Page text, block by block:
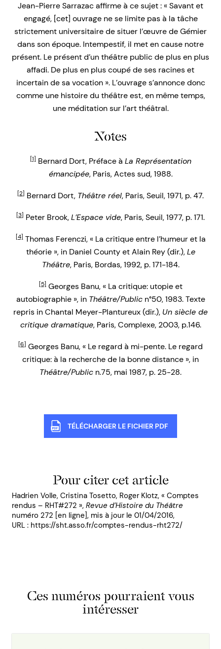
Jean-Pierre Sarrazac affirme à ce sujet : « Savant et
engagé, [cet] ouvrage ne se limite pas à la tâche
strictement universitaire de situer l’œuvre de Gémier
dans son époque. Intempestif, il met en cause notre
présent. Le présent d’un théâtre public de plus en plus
affadi. De plus en plus coupé de ses racines et
incertain de sa vocation ». L’ouvrage s’annonce donc
comme une histoire du théâtre est, en même temps,
une méditation sur l’art théâtral.
Notes
[1]Bernard Dort, Préface à La Représentation
émancipée, Paris, Actes sud, 1988.
[2] Bernard Dort, Théâtre réel, Paris, Seuil, 1971, p. 47.
[3] Peter Brook,L’Espace vide, Paris, Seuil, 1977, p. 171.
[4]Thomas Ferenczi, « La critique entre l’humeur et la
théorie », in Daniel County et Alain Rey (dir.),Le
Théâtre, Paris, Bordas, 1992, p. 171-184.
[5]Georges Banu, « La critique: utopie et
autobiographie », in Théâtre/Publicn°50, 1983. Texte
repris in Chantal Meyer-Plantureux (dir.), Un siècle de
critique dramatique, Paris, Complexe, 2003, p.146.
[6] Georges Banu, « Le regard à mi-pente. Le regard
critique: à la recherche de la bonne distance », in
Théâtre/Public n.75, mai 1987, p. 25-28.
TÉLÉCHARGER LE FICHIER PDF
Pour citer cet article
Hadrien Volle, Cristina Tosetto, Roger Klotz, « Comptes
rendus – RHT#272 », Revue d’Histoire du Théâtre
numéro 272 [en ligne], mis à jour le 01/04/2016,
URL : https://sht.asso.fr/comptes-rendus-rht272/
Ces numéros pourraient vous
intéresser